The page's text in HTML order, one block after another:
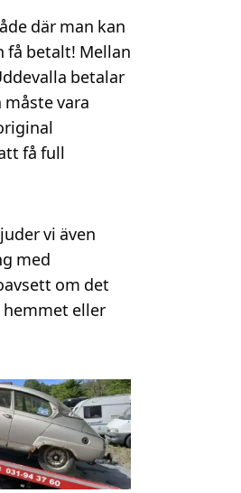
där man kan
få betalt! Mellan
betalar
måste vara
få full
vi även
med
om det
hemmet eller